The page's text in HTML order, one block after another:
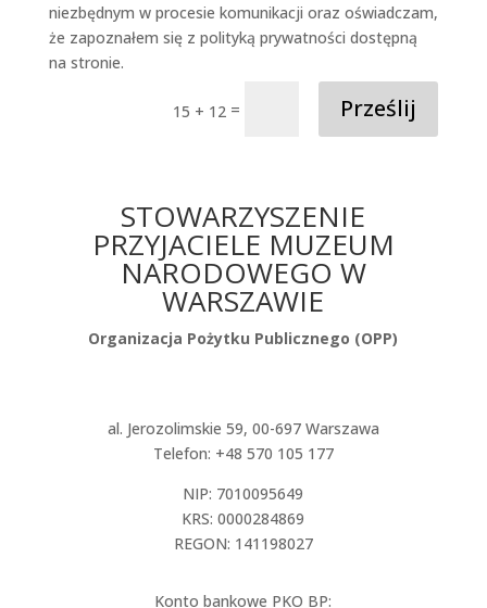
niezbędnym w procesie komunikacji oraz oświadczam,
że zapoznałem się z polityką prywatności dostępną
na stronie.
15 + 12 = Prześlij
STOWARZYSZENIE
PRZYJACIELE MUZEUM
NARODOWEGO W
WARSZAWIE
Organizacja Pożytku Publicznego (OPP)
al. Jerozolimskie 59, 00-697 Warszawa
Telefon: +48 570 105 177
NIP: 7010095649
KRS: 0000284869
REGON: 141198027
Konto bankowe PKO BP: